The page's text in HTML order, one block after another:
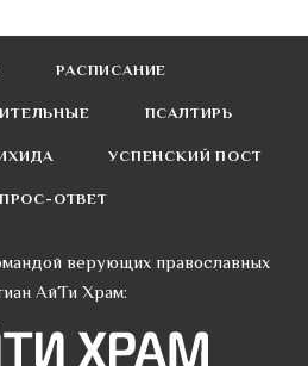
РАСПИСАНИЕ
ПСАЛТИРЬ
УСПЕНСКИЙ ПОСТ
ОТВЕТ
верующих православных
АйТи Храм: